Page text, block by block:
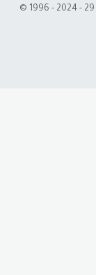
© 1996 - 2024 -